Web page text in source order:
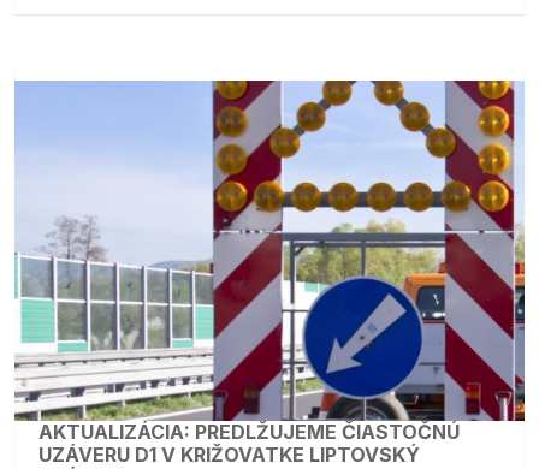
AKTUALIZÁCIA: PREDLŽUJEME ČIASTOČNÚ
UZÁVERU D1 V KRIŽOVATKE LIPTOVSKÝ